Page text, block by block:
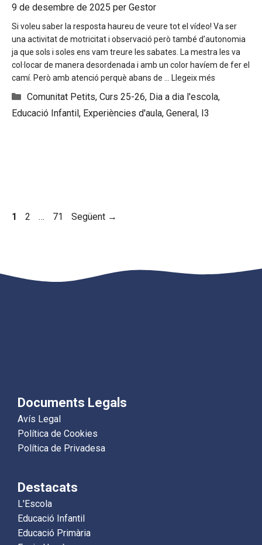
9 de desembre de 2025 per Gestor
Si voleu saber la resposta haureu de veure tot el vídeo! Va ser
una activitat de motricitat i observació però també d’autonomia
ja que sols i soles ens vam treure les sabates. La mestra les va
col·locar de manera desordenada i amb un color havíem de fer el
camí. Però amb atenció perquè abans de …
Llegeix més
Categories
Comunitat Petits, Curs 25-26, Dia a dia l'escola,
Educació Infantil, Experiències d'aula, General, I3
Pàgina
1 Pàgina
2 … Pàgina
71 Següent →
Documents Legals
Avís Legal
Política de Cookies
Política de Privadesa
Destacats
L'Escola
Educació Infantil
Educació Primària